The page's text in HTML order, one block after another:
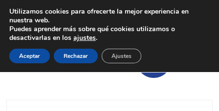
Utilizamos cookies para ofrecerte la mejor experiencia en
nuestra web.
Puedes aprender más sobre qué cookies utilizamos o
desactivarlas en los ajustes.
Aceptar Rechazar Ajustes